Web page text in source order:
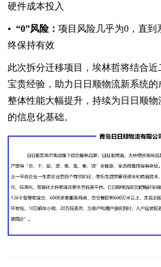
硬件成本投入
• “0”风险： 项目风险几乎为0，直到
终保持有效
此次拆分迁移项目，埃林哲将结合
宝贵经验，助力日日顺物流新系统
整体性能大幅提升，持续为日日顺
的信息化基础。